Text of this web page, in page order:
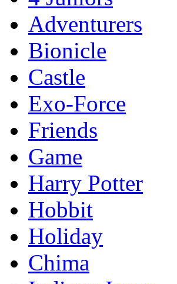
Adventurers
Bionicle
Castle
Exo-Force
Friends
Game
Harry Potter
Hobbit
Holiday
Chima